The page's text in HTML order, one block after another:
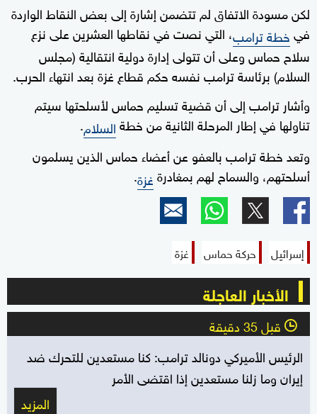
لكن مسودة الاتفاق لم تتضمن إشارة إلى بعض النقاط الواردة
فيخطة ترامب، التي نصت في نقاطها العشرين على نزع
سلاح حماس وعلى أن تتولى إدارة دولية انتقالية (مجلس
السلام) برئاسة ترامب نفسه حكم قطاع غزة بعد انتهاء الحرب.
وأشار ترامب إلى أن قضية تسليم حماس لأسلحتها سيتم
تناولها في إطار المرحلة الثانية من خطةالسلام.
وتعد خطة ترامب بالعفو عن أعضاء حماس الذين يسلمون
أسلحتهم، والسماح لهم بمغادرةغزة.
إسرائيل حركة حماس غزة
الأخبار العاجلة
l قبل 35 دقيقة
الرئيس الأميركي دونالد ترامب: كنا مستعدين للتحرك ضد
إيران وما زلنا مستعدين إذا اقتضى الأمر
المزيد